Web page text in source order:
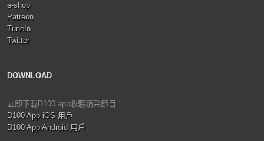
e-shop
Patreon
TuneIn
Twitter
DOWNLOAD
立即下載D100 app收聽精采節目！
D100 App iOS 用戶
D100 App Android 用戶